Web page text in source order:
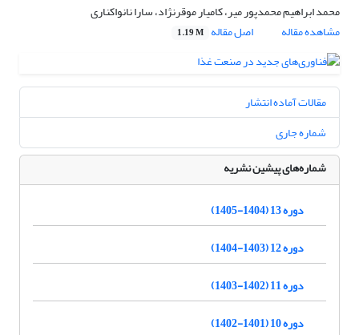
محمد ابراهیم محمدپور میر، کامیار موقرنژاد، سارا نانواکناری
مشاهده مقاله
اصل مقاله 1.19 M
مقالات آماده انتشار
شماره جاری
شماره‌های پیشین نشریه
دوره 13 (1404-1405)
دوره 12 (1403-1404)
دوره 11 (1402-1403)
دوره 10 (1401-1402)